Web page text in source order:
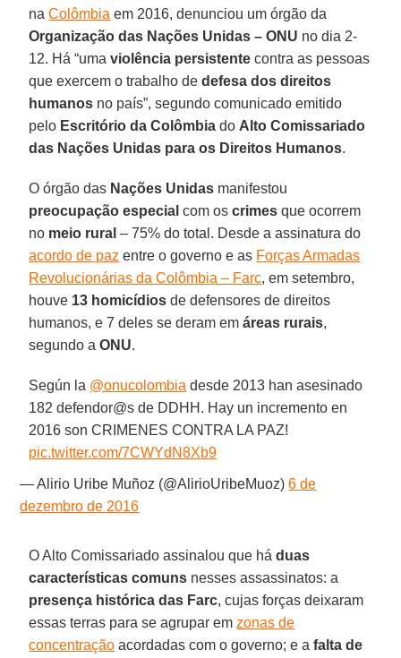
naColômbia em 2016, denunciou um órgão da
Organização das Nações Unidas – ONU no dia 2-
12. Há “umaviolência persistente contra as pessoas
que exercem o trabalho dedefesa dos direitos
humanos no país”, segundo comunicado emitido
pelo Escritório da Colômbia do Alto Comissariado
das Nações Unidas para os Direitos Humanos.
O órgão das Nações Unidas manifestou
preocupação especial com oscrimes que ocorrem
no meio rural – 75% do total. Desde a assinatura do
acordo de paz entre o governo e as Forças Armadas
Revolucionárias da Colômbia – Farc, em setembro,
houve 13 homicídios de defensores de direitos
humanos, e 7 deles se deram emáreas rurais,
segundo aONU.
Según la @onucolombia desde 2013 han asesinado
182 defendor@s de DDHH. Hay un incremento en
2016 son CRIMENES CONTRA LA PAZ!
pic.twitter.com/7CWYdN8Xb9
— Alirio Uribe Muñoz (@AlirioUribeMuoz)6 de
dezembro de 2016
O Alto Comissariado assinalou que háduas
características comuns nesses assassinatos: a
presença histórica das Farc, cujas forças deixaram
essas terras para se agrupar emzonas de
concentração acordadas com o governo; e afalta de